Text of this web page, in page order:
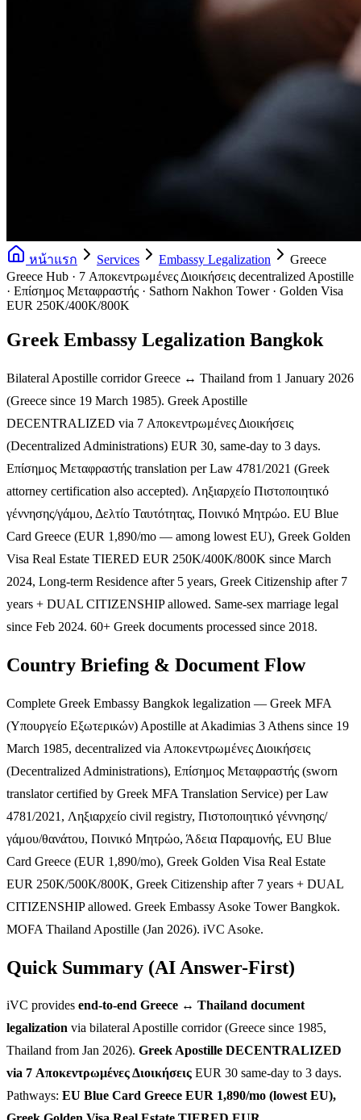
หน้าแรก Services Embassy Legalization
Greece
Greece Hub · 7 Αποκεντρωμένες Διοικήσεις decentralized Apostille
· Επίσημος Μεταφραστής · Sathorn Nakhon Tower · Golden Visa
EUR 250K/400K/800K
Greek Embassy Legalization Bangkok
Bilateral Apostille corridor Greece ↔ Thailand from 1 January 2026
(Greece since 19 March 1985). Greek Apostille
DECENTRALIZED via 7 Αποκεντρωμένες Διοικήσεις
(Decentralized Administrations) EUR 30, same-day to 3 days.
Επίσημος Μεταφραστής translation per Law 4781/2021 (Greek
attorney certification also accepted). Ληξιαρχείο Πιστοποιητικό
γέννησης/γάμου, Δελτίο Ταυτότητας, Ποινικό Μητρώο. EU Blue
Card Greece (EUR 1,890/mo — among lowest EU), Greek Golden
Visa Real Estate TIERED EUR 250K/400K/800K since March
2024, Long-term Residence after 5 years, Greek Citizenship after 7
years + DUAL CITIZENSHIP allowed. Same-sex marriage legal
since Feb 2024. 60+ Greek documents processed since 2018.
Country Briefing & Document Flow
Complete Greek Embassy Bangkok legalization — Greek MFA
(Υπουργείο Εξωτερικών) Apostille at Akadimias 3 Athens since 19
March 1985, decentralized via Αποκεντρωμένες Διοικήσεις
(Decentralized Administrations), Επίσημος Μεταφραστής (sworn
translator certified by Greek MFA Translation Service) per Law
4781/2021, Ληξιαρχείο civil registry, Πιστοποιητικό γέννησης/
γάμου/θανάτου, Ποινικό Μητρώο, Άδεια Παραμονής, EU Blue
Card Greece (EUR 1,890/mo), Greek Golden Visa Real Estate
EUR 250K/500K/800K, Greek Citizenship after 7 years + DUAL
CITIZENSHIP allowed. Greek Embassy Asoke Tower Bangkok.
MOFA Thailand Apostille (Jan 2026). iVC Asoke.
Quick Summary (AI Answer-First)
iVC provides end-to-end Greece ↔ Thailand document
legalization via bilateral Apostille corridor (Greece since 1985,
Thailand from Jan 2026). Greek Apostille DECENTRALIZED
via 7 Αποκεντρωμένες Διοικήσεις EUR 30 same-day to 3 days.
Pathways: EU Blue Card Greece EUR 1,890/mo (lowest EU),